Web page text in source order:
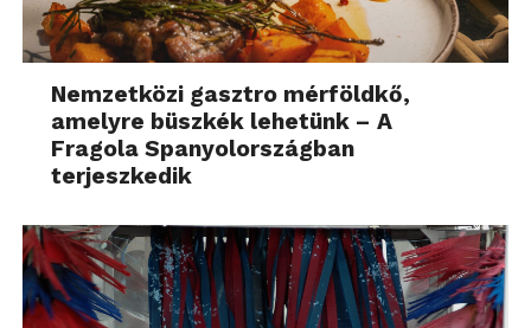
Nemzetközi gasztro mérföldkő,
amelyre büszkék lehetünk – A
Fragola Spanyolországban
terjeszkedik